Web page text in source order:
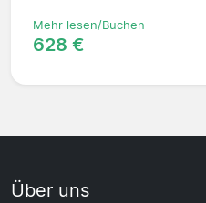
Mehr lesen/Buchen
628 €
Über uns